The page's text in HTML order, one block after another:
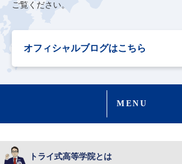
ご覧ください。
オフィシャルブログはこちら
MENU
トライ式高等学院とは